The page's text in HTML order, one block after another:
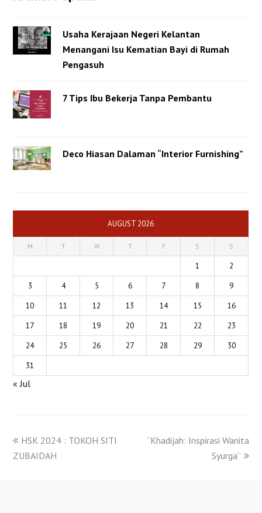
Usaha Kerajaan Negeri Kelantan
Menangani Isu Kematian Bayi di Rumah
Pengasuh
7 Tips Ibu Bekerja Tanpa Pembantu
Deco Hiasan Dalaman “Interior Furnishing”
AUGUST 2026
M T W T F S S
1
2
3
4 5 6 7 8
9
10
11 12 13 14 15
16
17
18 19 20 21 22
23
24
25 26 27 28 29
30
31
« Jul
HSK 2024 : TOKOH SITI
ZUBAIDAH
“Khadijah: Inspirasi Wanita
Syurga”